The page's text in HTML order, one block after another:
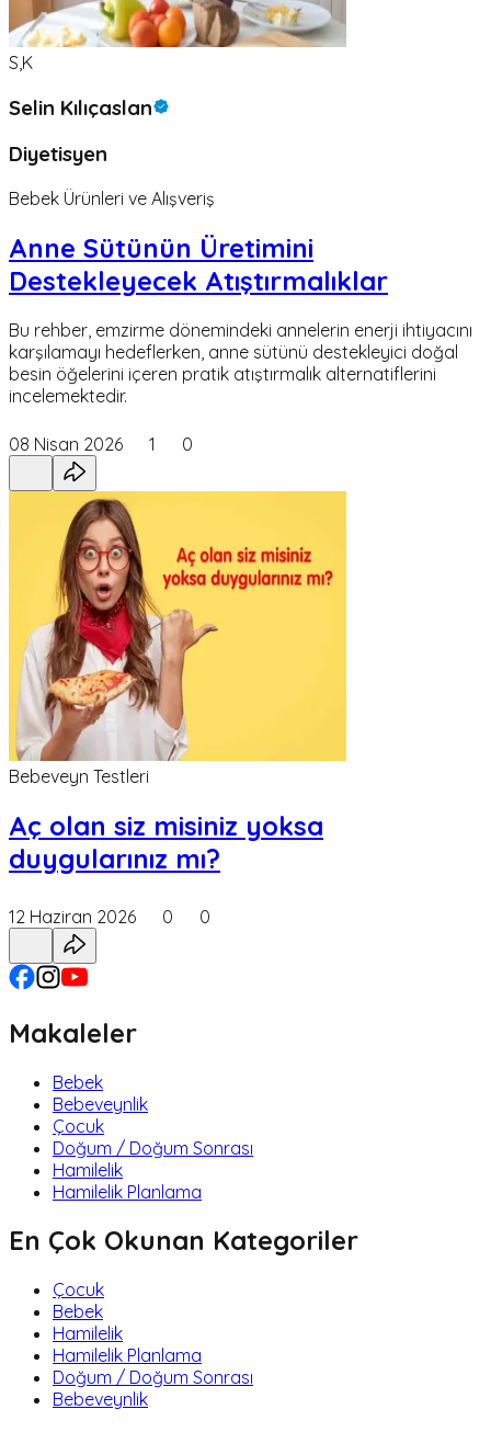
S,K
Selin Kılıçaslan
Diyetisyen
Bebek Ürünleri ve Alışveriş
Anne Sütünün Üretimini
Destekleyecek Atıştırmalıklar
Bu rehber, emzirme dönemindeki annelerin enerji ihtiyacını
karşılamayı hedeflerken, anne sütünü destekleyici doğal
besin öğelerini içeren pratik atıştırmalık alternatiflerini
incelemektedir.
08 Nisan 2026 1 0
Bebeveyn Testleri
Aç olan siz misiniz yoksa
duygularınız mı?
12 Haziran 2026 0 0
Makaleler
Bebek
Bebeveynlik
Çocuk
Doğum / Doğum Sonrası
Hamilelik
Hamilelik Planlama
En Çok Okunan Kategoriler
Çocuk
Bebek
Hamilelik
Hamilelik Planlama
Doğum / Doğum Sonrası
Bebeveynlik